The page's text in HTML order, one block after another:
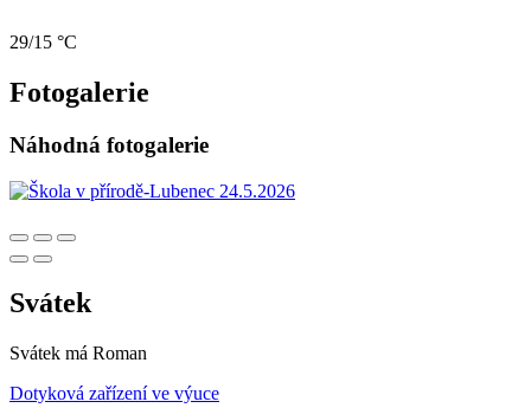
29/15 °C
Fotogalerie
Náhodná fotogalerie
Svátek
Svátek má Roman
Dotyková zařízení ve výuce